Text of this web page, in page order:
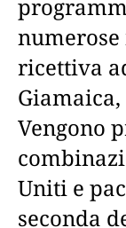
ricettiva
Vengono
Uniti e
seconda